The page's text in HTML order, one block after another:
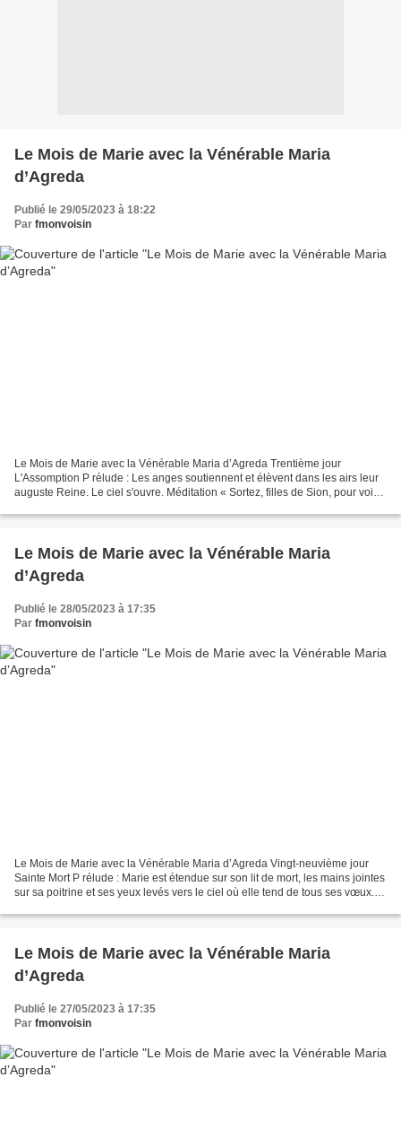
Le Mois de Marie avec la Vénérable Maria
d’Agreda
Publié le 29/05/2023 à 18:22
Par fmonvoisin
Le Mois de Marie avec la Vénérable Maria d’Agreda Trentième jour
L'Assomption P rélude : Les anges soutiennent et élèvent dans les airs leur
auguste Reine. Le ciel s'ouvre. Méditation « Sortez, filles de Sion, pour voir
Le Mois de Marie avec la Vénérable Maria
d’Agreda
Publié le 28/05/2023 à 17:35
Par fmonvoisin
Le Mois de Marie avec la Vénérable Maria d’Agreda Vingt-neuvième jour
Sainte Mort P rélude : Marie est étendue sur son lit de mort, les mains jointes
sur sa poitrine et ses yeux levés vers le ciel où elle tend de tous ses vœux.
Le Mois de Marie avec la Vénérable Maria
d’Agreda
Publié le 27/05/2023 à 17:35
Par fmonvoisin